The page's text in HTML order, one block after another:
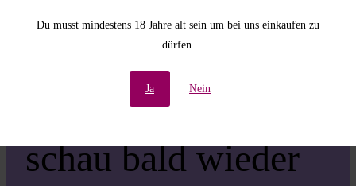
Du musst mindestens 18 Jahre alt sein um bei uns einkaufen zu
dürfen.
Ja Nein
Unannehmlichkeiten!
Wir arbeiten an einer
großartigen Sache –
schau bald wieder